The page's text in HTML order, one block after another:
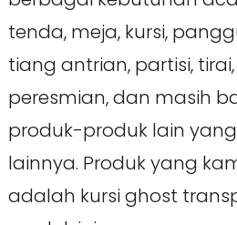
tenda, meja, kursi,
tiang antrian, partisi,
peresmian, dan masih
produk-produk lain
lainnya. Produk yang
adalah kursi ghost